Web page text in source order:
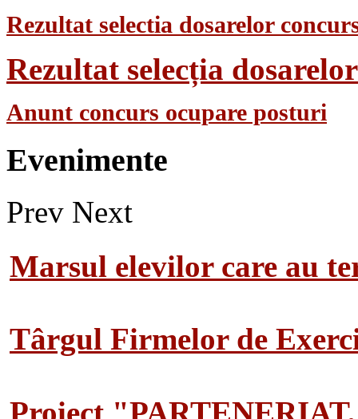
Rezultat selectia dosarelor
Rezultat selecția
Anunt concurs ocupare posturi
Evenimente
Prev Next
Marsul elevilor care au
Târgul Firmelor de